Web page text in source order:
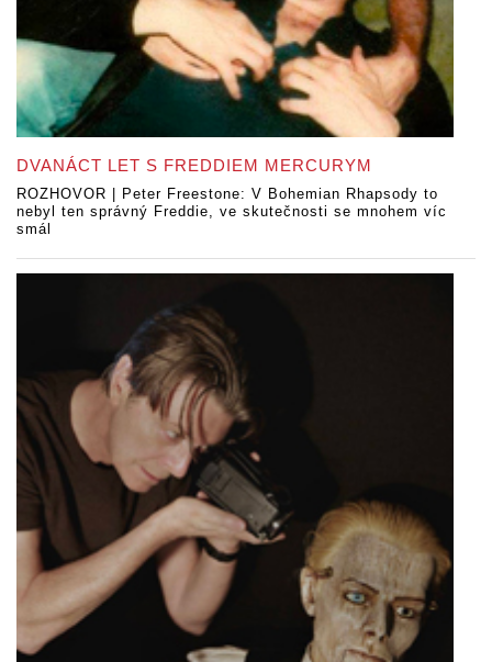
DVANÁCT LET S FREDDIEM MERCURYM
ROZHOVOR | Peter Freestone: V Bohemian Rhapsody to
nebyl ten správný Freddie, ve skutečnosti se mnohem víc
smál